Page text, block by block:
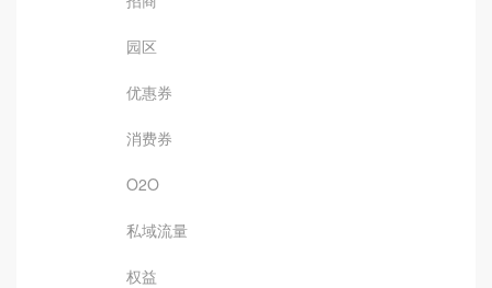
园区
优惠券
消费券
O2O
私域流量
权益